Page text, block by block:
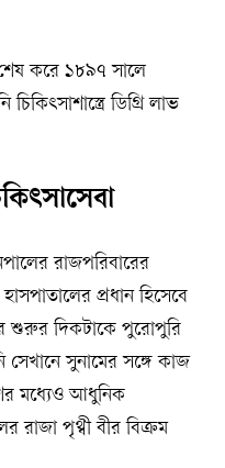
করে ১৮৯৭ সালে
ডিগ্রি লাভ
রাজপরিবারের
প্রধান হিসেবে
শুরুর দিকটাকে পুরোপুরি
সুনামের সঙ্গে কাজ
মধ্যেও আধুনিক
রাজা পৃথ্বী বীর বিক্রম